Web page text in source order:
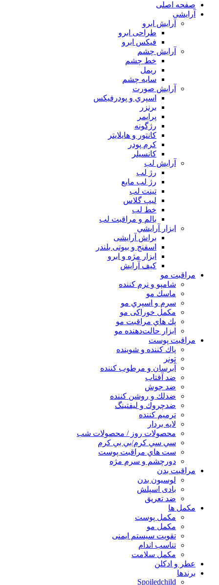
صفحه اصلی
آرایشی
آرايش ابرو
طراحی ابرو
فیکس ابرو
آرايش چشم
خط چشم
ريمل
سايه چشم
آرايش صورت
اسپري و پودرفيكس
برنزر
پرايمر
رژگونه
كانتور و هايلايتر
كرم پودر
كانسيلر
آرايش لب
رژ لب
رژ لب مایع
تینت لب
لیپ گلاس
خط لب
بالم و مراقبت لب
ابزار آرايشي
براش آرایشی
اسفنج و بیوتی بلندر
ابزار مژه و ابرو
کیف آرایش
مراقبت مو
شامپو و نرم كننده
ماسك مو
سرم و اسپري مو
مكمل خوراكی مو
پك هاي مراقبت مو
ابزار حالت‌دهنده مو
مراقبت پوست
پاك كننده و شوينده
تونر
آبرسان و مرطوب كننده
ضد آفتاب
ضد جوش
ضدلك و روشن كننده
ضدچروك و ليفتينگ
ترميم كننده
لايه بردار
محصولات روز / محصولات شب
سي سي كرم/بي بي كرم
ست هاي مراقبت پوست
دورچشم و سرم مژه
مراقبت بدن
لوسیون بدن
بادی اسپلش
ضد تعریق
مكمل ها
مکمل پوست
مکمل مو
تقویت سیستم ایمنی
تناسب اندام
مکمل سلامت
عطر و ادکلن
برندها
Spoiledchild